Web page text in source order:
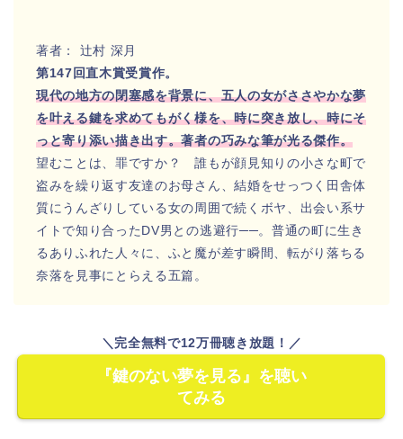
著者： 辻村 深月
第147回直木賞受賞作。
現代の地方の閉塞感を背景に、五人の女がささやかな夢
を叶える鍵を求めてもがく様を、時に突き放し、時にそ
っと寄り添い描き出す。著者の巧みな筆が光る傑作。
望むことは、罪ですか？ 誰もが顔見知りの小さな町で
盗みを繰り返す友達のお母さん、結婚をせっつく田舎体
質にうんざりしている女の周囲で続くボヤ、出会い系サ
イトで知り合ったDV男との逃避行──。普通の町に生き
るありふれた人々に、ふと魔が差す瞬間、転がり落ちる
奈落を見事にとらえる五篇。
＼完全無料で12万冊聴き放題！／
『鍵のない夢を見る』を聴い
てみる